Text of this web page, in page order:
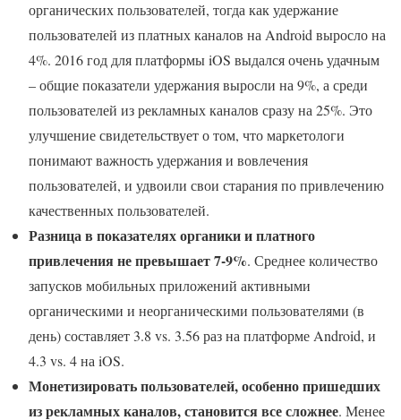
органических пользователей, тогда как удержание
пользователей из платных каналов на Android выросло на
4%. 2016 год для платформы iOS выдался очень удачным
– общие показатели удержания выросли на 9%, а среди
пользователей из рекламных каналов сразу на 25%. Это
улучшение свидетельствует о том, что маркетологи
понимают важность удержания и вовлечения
пользователей, и удвоили свои старания по привлечению
качественных пользователей.
Разница в показателях органики и платного
привлечения не превышает 7-9%. Среднее количество
запусков мобильных приложений активными
органическими и неорганическими пользователями (в
день) составляет 3.8 vs. 3.56 раз на платформе Android, и
4.3 vs. 4 на iOS.
Монетизировать пользователей, особенно пришедших
из рекламных каналов, становится все сложнее. Менее